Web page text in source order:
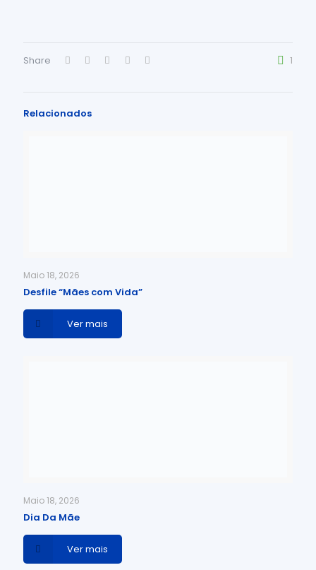
Share 1
Relacionados
Maio 18, 2026
Desfile “Mães com Vida”
Ver mais
Maio 18, 2026
Dia Da Mãe
Ver mais